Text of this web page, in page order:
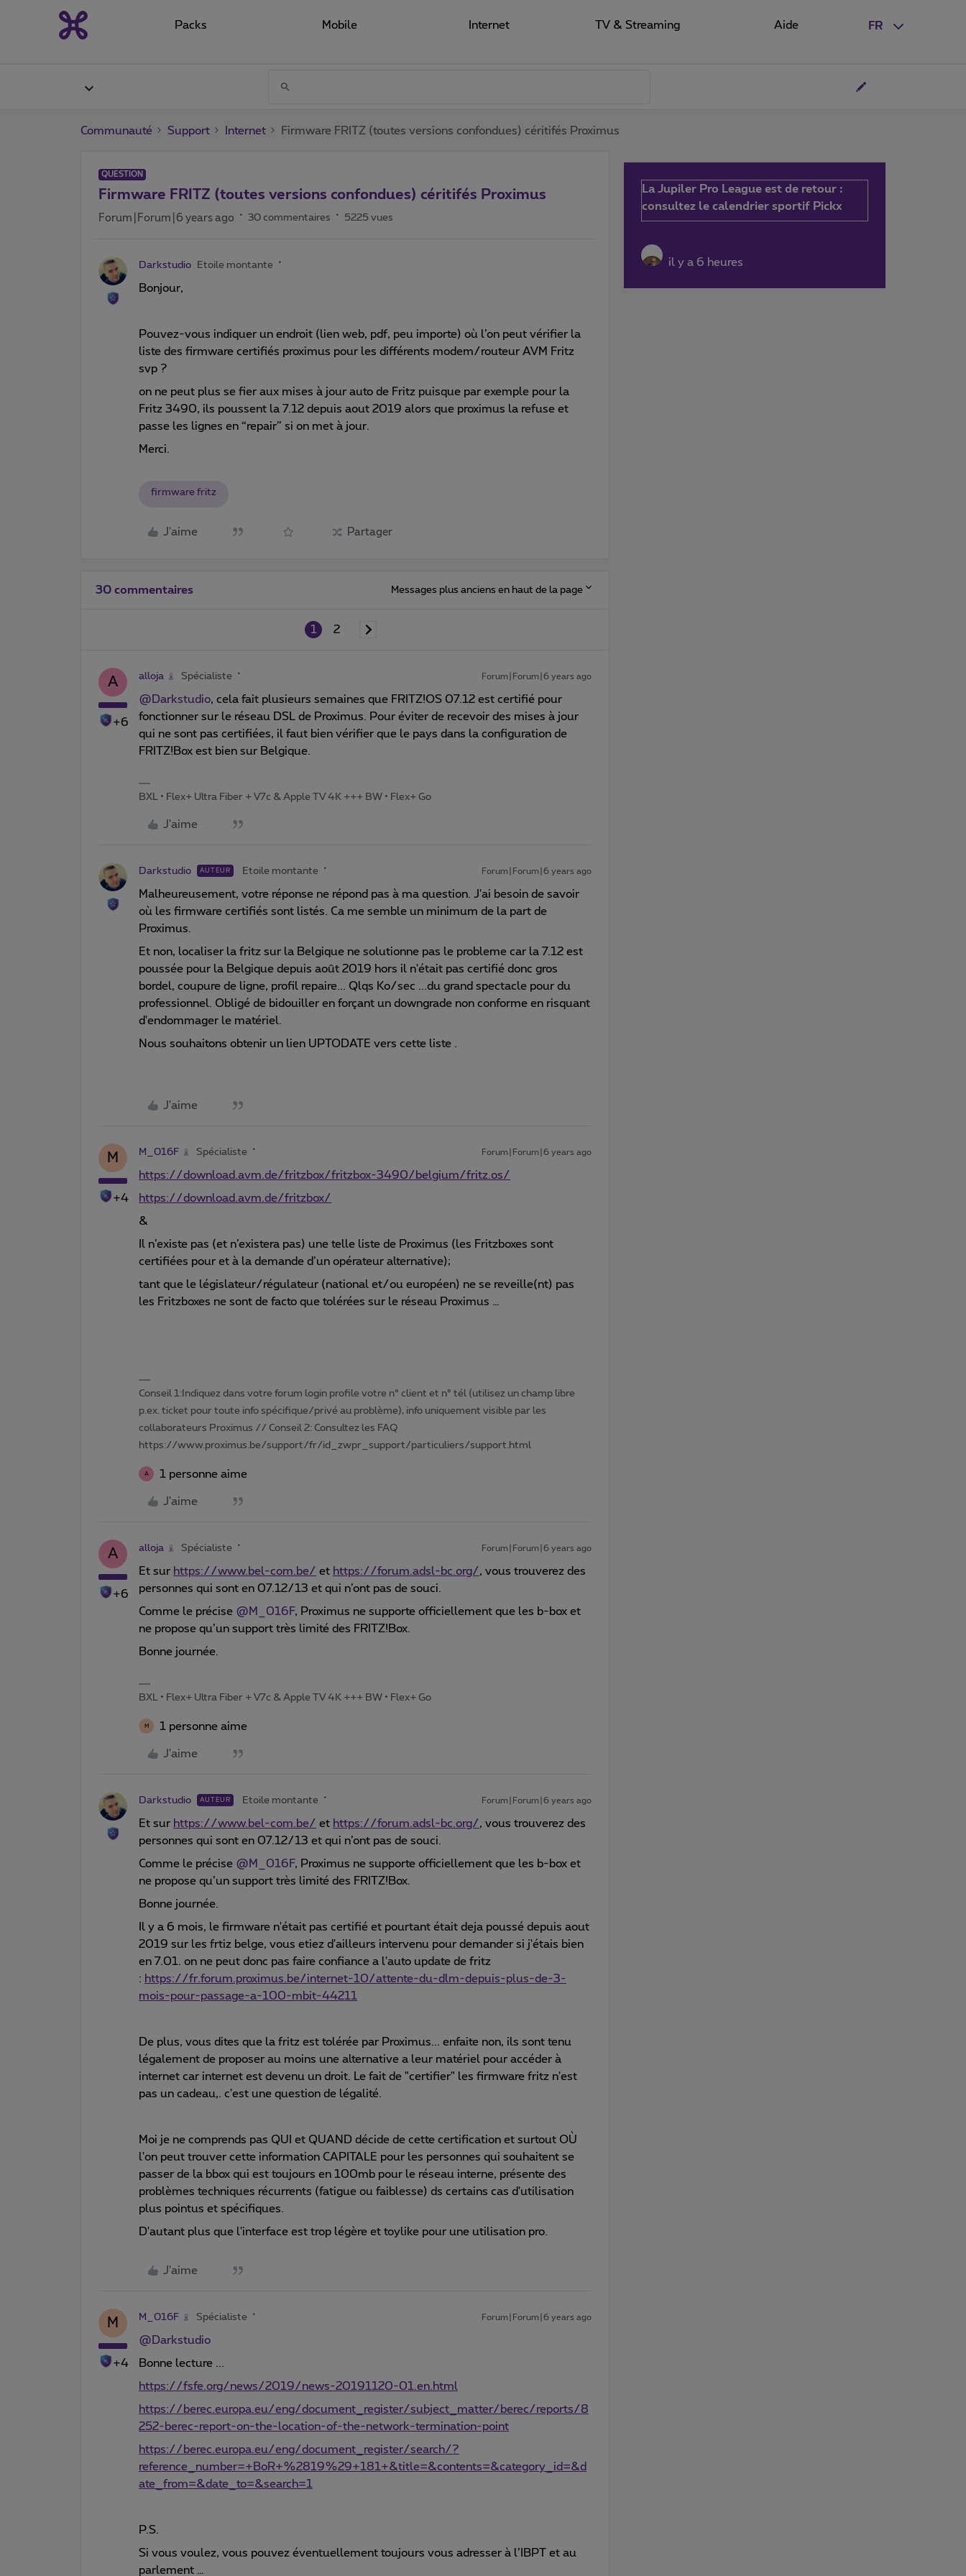
FR
Packs Mobile Internet TV & Streaming Aide
Communauté Support Internet Firmware FRITZ (toutes versions confondues) céritifés Proximus
QUESTION
Firmware FRITZ (toutes versions confondues) céritifés Proximus
Forum|Forum|6 years ago 30 commentaires 5225 vues
Darkstudio Etoile montante
Bonjour,
Pouvez-vous indiquer un endroit (lien web, pdf, peu importe) où l’on peut vérifier la
liste des firmware certifiés proximus pour les différents modem/routeur AVM Fritz
svp ?
on ne peut plus se fier aux mises à jour auto de Fritz puisque par exemple pour la
Fritz 3490, ils poussent la 7.12 depuis aout 2019 alors que proximus la refuse et
passe les lignes en “repair” si on met à jour.
Merci.
firmware fritz
J'aime Partager
30 commentaires Messages plus anciens en haut de la page
1 2
A
+6
alloja Spécialiste Forum|Forum|6 years ago
@Darkstudio, cela fait plusieurs semaines que FRITZ!OS 07.12 est certifié pour
fonctionner sur le réseau DSL de Proximus. Pour éviter de recevoir des mises à jour
qui ne sont pas certifiées, il faut bien vérifier que le pays dans la configuration de
FRITZ!Box est bien sur Belgique.
BXL • Flex+ Ultra Fiber + V7c & Apple TV 4K +++ BW • Flex+ Go
J'aime
Darkstudio AUTEUR Etoile montante Forum|Forum|6 years ago
Malheureusement, votre réponse ne répond pas à ma question. J'ai besoin de savoir
où les firmware certifiés sont listés. Ca me semble un minimum de la part de
Proximus.
Et non, localiser la fritz sur la Belgique ne solutionne pas le probleme car la 7.12 est
poussée pour la Belgique depuis août 2019 hors il n'était pas certifié donc gros
bordel, coupure de ligne, profil repaire... Qlqs Ko/sec ...du grand spectacle pour du
professionnel. Obligé de bidouiller en forçant un downgrade non conforme en risquant
d'endommager le matériel.
Nous souhaitons obtenir un lien UPTODATE vers cette liste .
J'aime
M
+4
M_016F Spécialiste Forum|Forum|6 years ago
https://download.avm.de/fritzbox/fritzbox-3490/belgium/fritz.os/
https://download.avm.de/fritzbox/
&
Il n’existe pas (et n’existera pas) une telle liste de Proximus (les Fritzboxes sont
certifiées pour et à la demande d’un opérateur alternative);
tant que le législateur/régulateur (national et/ou européen) ne se reveille(nt) pas
les Fritzboxes ne sont de facto que tolérées sur le réseau Proximus …
Conseil 1:Indiquez dans votre forum login profile votre n° client et n° tél (utilisez un champ libre
p.ex. ticket pour toute info spécifique/privé au problème), info uniquement visible par les
collaborateurs Proximus // Conseil 2: Consultez les FAQ
https://www.proximus.be/support/fr/id_zwpr_support/particuliers/support.html
A 1 personne aime
J'aime
A
+6
alloja Spécialiste Forum|Forum|6 years ago
Et sur https://www.bel-com.be/ et https://forum.adsl-bc.org/, vous trouverez des
personnes qui sont en 07.12/13 et qui n’ont pas de souci.
Comme le précise @M_016F, Proximus ne supporte officiellement que les b-box et
ne propose qu’un support très limité des FRITZ!Box.
Bonne journée.
BXL • Flex+ Ultra Fiber + V7c & Apple TV 4K +++ BW • Flex+ Go
M 1 personne aime
J'aime
Darkstudio AUTEUR Etoile montante Forum|Forum|6 years ago
Et sur https://www.bel-com.be/ et https://forum.adsl-bc.org/, vous trouverez des
personnes qui sont en 07.12/13 et qui n’ont pas de souci.
Comme le précise @M_016F, Proximus ne supporte officiellement que les b-box et
ne propose qu’un support très limité des FRITZ!Box.
Bonne journée.
Il y a 6 mois, le firmware n'était pas certifié et pourtant était deja poussé depuis aout
2019 sur les frtiz belge, vous etiez d'ailleurs intervenu pour demander si j'étais bien
en 7.01. on ne peut donc pas faire confiance a l'auto update de fritz
: https://fr.forum.proximus.be/internet-10/attente-du-dlm-depuis-plus-de-3-
mois-pour-passage-a-100-mbit-44211
De plus, vous dites que la fritz est tolérée par Proximus... enfaite non, ils sont tenu
légalement de proposer au moins une alternative a leur matériel pour accéder à
internet car internet est devenu un droit. Le fait de "certifier" les firmware fritz n'est
pas un cadeau,. c'est une question de légalité.
Moi je ne comprends pas QUI et QUAND décide de cette certification et surtout OÙ
l'on peut trouver cette information CAPITALE pour les personnes qui souhaitent se
passer de la bbox qui est toujours en 100mb pour le réseau interne, présente des
problèmes techniques récurrents (fatigue ou faiblesse) ds certains cas d'utilisation
plus pointus et spécifiques.
D'autant plus que l'interface est trop légère et toylike pour une utilisation pro.
J'aime
M
+4
M_016F Spécialiste Forum|Forum|6 years ago
@Darkstudio
Bonne lecture ...
https://fsfe.org/news/2019/news-20191120-01.en.html
https://berec.europa.eu/eng/document_register/subject_matter/berec/reports/8
252-berec-report-on-the-location-of-the-network-termination-point
https://berec.europa.eu/eng/document_register/search/?
reference_number=+BoR+%2819%29+181+&title=&contents=&category_id=&d
ate_from=&date_to=&search=1
P.S.
Si vous voulez, vous pouvez éventuellement toujours vous adresser à l’IBPT et au
parlement …
La Jupiler Pro League est de retour :
consultez le calendrier sportif Pickx
il y a 6 heures